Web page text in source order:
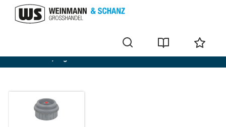
Stellantriebe, Regelverteiler